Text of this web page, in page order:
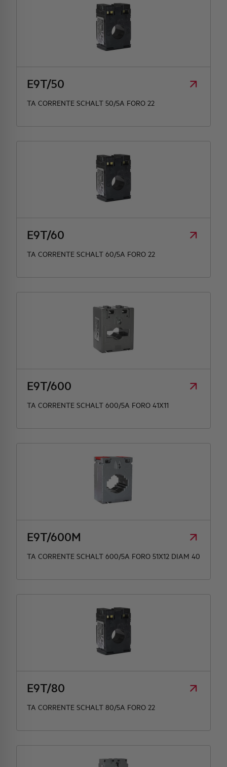
E9T/50
TA CORRENTE SCHALT 50/5A FORO 22
E9T/60
TA CORRENTE SCHALT 60/5A FORO 22
E9T/600
TA CORRENTE SCHALT 600/5A FORO 41X11
E9T/600M
TA CORRENTE SCHALT 600/5A FORO 51X12 DIAM 40
E9T/80
TA CORRENTE SCHALT 80/5A FORO 22